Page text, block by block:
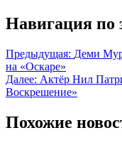
Навигация по
Предыдущая: Деми Мур
на «Оскаре»
Далее: Актёр Нил
Воскрешение»
Похожие